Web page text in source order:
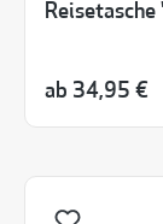
ab 34,95 €